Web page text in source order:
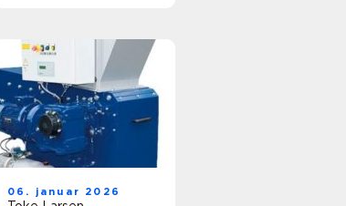
06. januar 2026